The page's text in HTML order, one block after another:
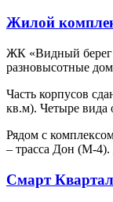
Жилой
ЖК «Видный берег
разновысотные
Часть корпусов
кв.м). Четыре вида
Рядом с
– трасса Дон (М-4).
Смарт